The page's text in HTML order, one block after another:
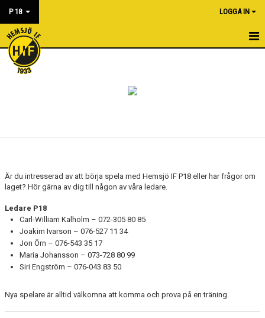
P 18 LOGGA IN
HEM
DOKUMENT
KONTAKT
Är du intresserad av att börja spela med Hemsjö IF P18 eller har frågor om
laget? Hör gärna av dig till någon av våra ledare.
Ledare P18
Carl-William Kalholm – 072-305 80 85
Joakim Ivarson – 076-527 11 34
Jon Örn – 076-543 35 17
Maria Johansson – 073-728 80 99
Siri Engström – 076-043 83 50
Nya spelare är alltid välkomna att komma och prova på en träning.